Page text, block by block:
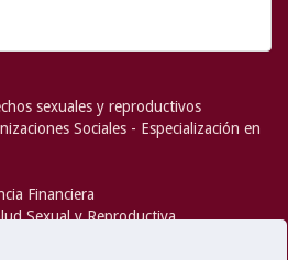
sexuales y reproductivos
Sociales - Especialización en
Financiera
Sexual y Reproductiva